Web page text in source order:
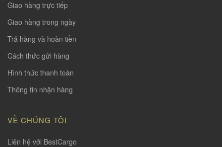
Giao hàng trực tiếp
Giao hàng trong ngày
Trả hàng và hoàn tiền
Cách thức gửi hàng
Hình thức thanh toàn
Thông tin nhận hàng
VỀ CHÚNG TÔI
Liên hệ với BestCargo